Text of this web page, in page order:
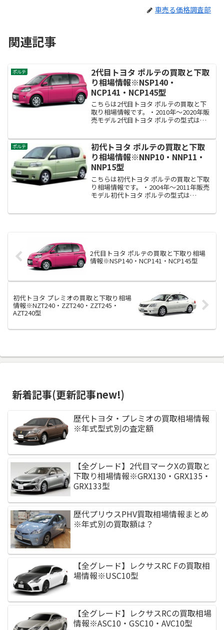
車売る価格調査部
関連記事
ポルテ
2代目トヨタ ポルテの買取と下取
り相場情報※NSP140・
NCP141・NCP145型
こちらは2代目トヨタ ポルテの買取と下
取り相場情報です。・2010年～2020年販
売モデル2代目トヨタ ポルテの型式は
ポルテ
初代トヨタ ポルテの買取と下取
り相場情報※NNP10・NNP11・
NNP15型
こちらは初代トヨタ ポルテの買取と下取
り相場情報です。・2004年～2011年販売
モデル初代トヨタ ポルテの型式は
2代目トヨタ ポルテの買取と下取り相場
情報※NSP140・NCP141・NCP145型
初代トヨタ プレミオの買取と下取り相場
情報※NZT240・ZZT240・ZZT245・
AZT240型
新着記事(更新記事new!)
歴代トヨタ・プレミオの買取相場情報
※年式型式別の査定額
【全グレード】2代目マークXの買取と
下取り相場情報※GRX130・GRX135・
GRX133型
歴代プリウスPHV買取相場情報まとめ
※年式別の買取額は？
【全グレード】レクサスRC Fの買取相
場情報※USC10型
【全グレード】レクサスRCの買取相場
情報※ASC10・GSC10・AVC10型